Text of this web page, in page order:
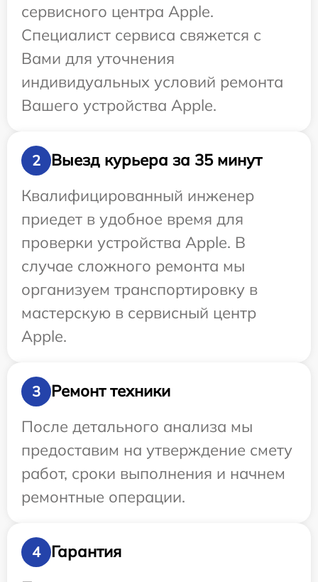
сервисного центра Apple.
Специалист сервиса свяжется с
Вами для уточнения
индивидуальных условий ремонта
Вашего устройства Apple.
2
Выезд курьера за 35 минут
Квалифицированный инженер
приедет в удобное время для
проверки устройства Apple. В
случае сложного ремонта мы
организуем транспортировку в
мастерскую в сервисный центр
Apple.
3
Ремонт техники
После детального анализа мы
предоставим на утверждение смету
работ, сроки выполнения и начнем
ремонтные операции.
4
Гарантия